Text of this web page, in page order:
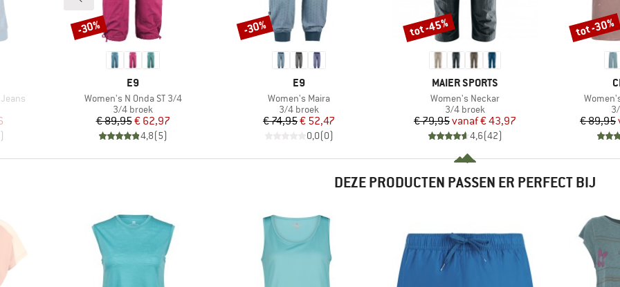
prijs
)
MERK
E9
Artikel
Women's N Onda ST 3/4
Productgroep
3/4 broek
Prijs
€ 89,95Verlaagde prijs
€ 62,97
4,8(5)
Korting
-30%
MERK
E9
Artikel
Women's Maira
Productgroep
3/4 broek
Prijs
€ 74,95Verlaagde prijs
€ 52,47
0,0(0)
Korting
-30%
MERK
MAIER SPORTS
Artikel
Women's Neckar
Productgroep
3/4 broek
Prijs
€ 79,95 Verlaagde prijs
vanaf€ 43,97
4,6(42)
Korting
tot -45%
Artikel
€ 89,95
Korting
tot -30%
DEZE PRODUCTEN PASSEN ER PERFECT BIJ